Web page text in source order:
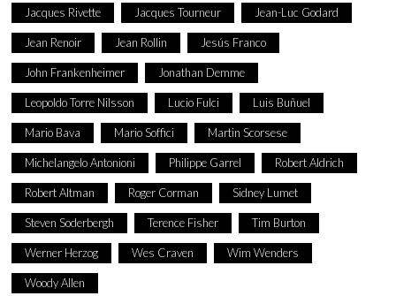
Jacques Rivette Jacques Tourneur Jean-Luc Godard
Jean Renoir Jean Rollin Jesús Franco
John Frankenheimer Jonathan Demme
Leopoldo Torre Nilsson Lucio Fulci Luis Buñuel
Mario Bava Mario Soffici Martin Scorsese
Michelangelo Antonioni Philippe Garrel Robert Aldrich
Robert Altman Roger Corman Sidney Lumet
Steven Soderbergh Terence Fisher Tim Burton
Werner Herzog Wes Craven Wim Wenders
Woody Allen